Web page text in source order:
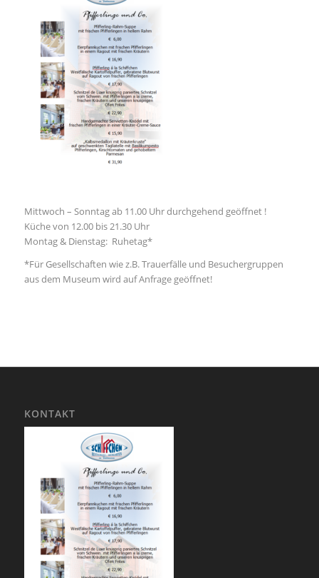
Mittwoch – Sonntag ab 11.00 Uhr durchgehend geöffnet !
Küche von 12.00 bis 21.30 Uhr
Montag & Dienstag: Ruhetag*
*Für Gesellschaften wie z.B. Trauerfälle und Besuchergruppen
aus dem Museum wird auf Anfrage geöffnet!
KONTAKT